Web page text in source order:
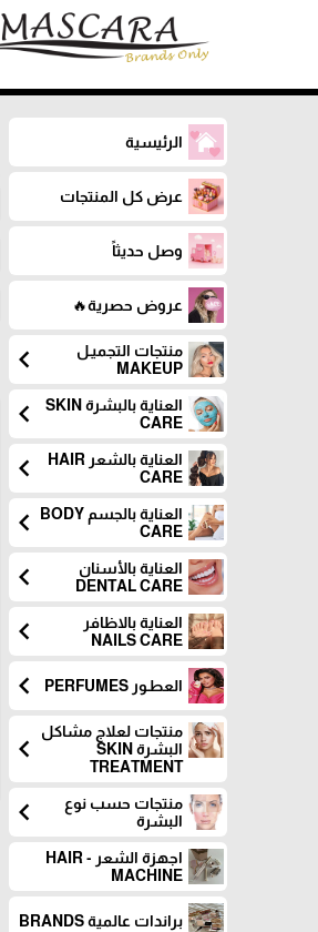
الرئيسية
عرض كل المنتجات
وصل حديثاً
عروض حصرية🔥
منتجات التجميـل
MAKEUP
chevron_left
العناية بالبشرة SKIN
CARE
chevron_left
العناية بالشعر HAIR
CARE
chevron_left
العناية بالجسم BODY
CARE
chevron_left
العناية بالأسنان
DENTAL CARE
chevron_left
العناية بالاظافر
NAILS CARE
chevron_left
العطـور PERFUMES chevron_left
منتجات لعلاج مشاكل
البشرة SKIN
TREATMENT
chevron_left
منتجات حسب نوع
البشرة
chevron_left
اجهزة الشعر - HAIR
MACHINE
براندات عالمية BRANDS